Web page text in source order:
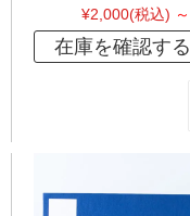
¥2,000(税込) ～
在庫を確認する